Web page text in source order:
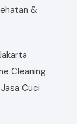
&
Cleaning
Jasa Cuci